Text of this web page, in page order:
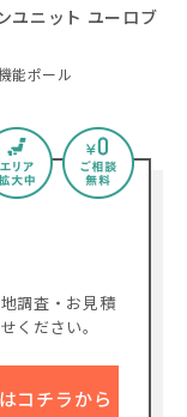
ユニット ユーロブ
能ポール
調査・お見積
ください。
コチラから